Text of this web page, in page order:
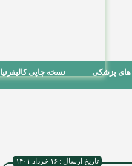
های پزشکی نسخه چاپی کالیفرنیا
تاریخ ارسال : ۱۶ خرداد ۱۴۰۱